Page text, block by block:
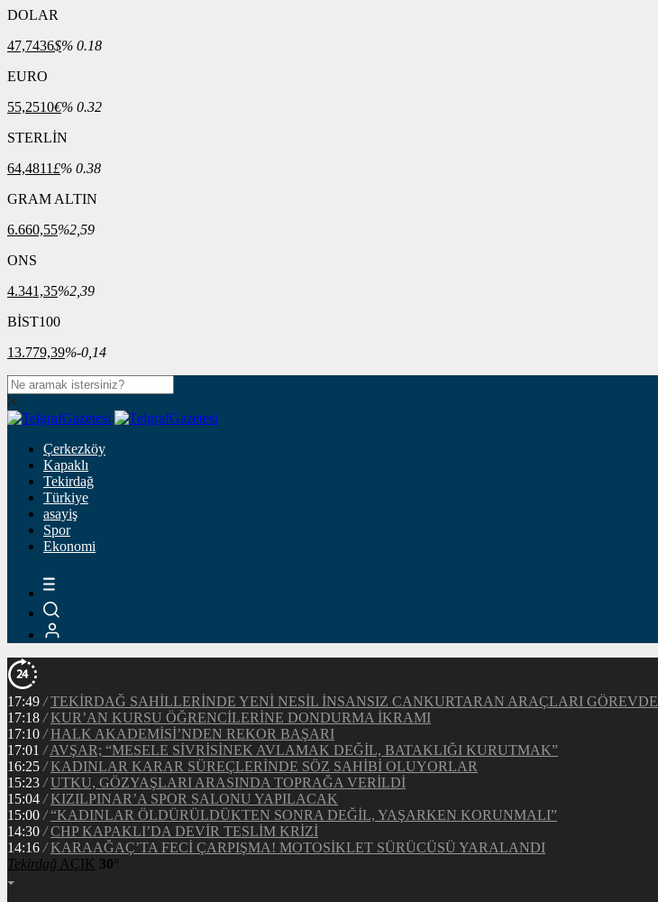
DOLAR
47,7436$% 0.18
EURO
55,2510€% 0.32
STERLİN
64,4811£% 0.38
GRAM ALTIN
6.660,55%2,59
ONS
4.341,35%2,39
BİST100
13.779,39%-0,14
Çerkezköy
Kapaklı
Tekirdağ
Türkiye
asayiş
Spor
Ekonomi
17:49 / TEKİRDAĞ SAHİLLERİNDE YENİ NESİL İNSANSIZ CANKURTARAN ARAÇLARI GÖREVDE
17:18 / KUR’AN KURSU ÖĞRENCİLERİNE DONDURMA İKRAMI
17:10 / HALK AKADEMİSİ’NDEN REKOR BAŞARI
17:01 / AVŞAR; “MESELE SİVRİSİNEK AVLAMAK DEĞİL, BATAKLIĞI KURUTMAK”
16:25 / KADINLAR KARAR SÜREÇLERİNDE SÖZ SAHİBİ OLUYORLAR
15:23 / UTKU, GÖZYAŞLARI ARASINDA TOPRAĞA VERİLDİ
15:04 / KIZILPINAR’A SPOR SALONU YAPILACAK
15:00 / “KADINLAR ÖLDÜRÜLDÜKTEN SONRA DEĞİL, YAŞARKEN KORUNMALI”
14:30 / CHP KAPAKLI’DA DEVİR TESLİM KRİZİ
14:16 / KARAAĞAÇ’TA FECİ ÇARPIŞMA! MOTOSİKLET SÜRÜCÜSÜ YARALANDI
Tekirdağ AÇIK 30°